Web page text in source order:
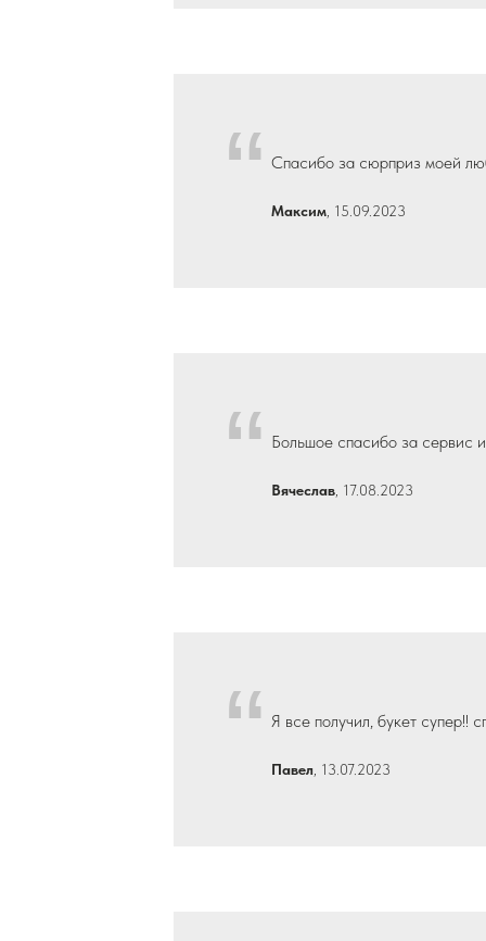
“ Спасибо за сюрприз моей
Максим , 15.09.2023
“ Большое спасибо за сервис
Вячеслав , 17.08.2023
“ Я все получил, букет супер!!
Павел , 13.07.2023